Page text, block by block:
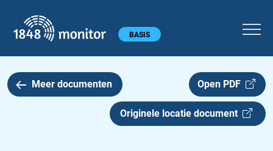
Hoofdmenu BASIS
Meer documenten Open PDF
Originele locatie document